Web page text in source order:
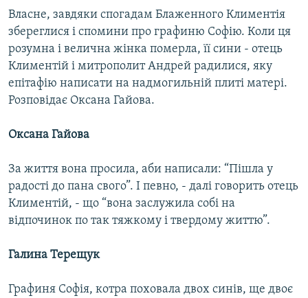
Власне, завдяки спогадам Блаженного Климентія
збереглися і спомини про графиню Софію. Коли ця
розумна і велична жінка померла, її сини - отець
Климентій і митрополит Андрей радилися, яку
епітафію написати на надмогильній плиті матері.
Розповідає Оксана Гайова.
Оксана Гайова
За життя вона просила, аби написали: “Пішла у
радості до пана свого”. І певно, - далі говорить отець
Климентій, - що “вона заслужила собі на
відпочинок по так тяжкому і твердому життю”.
Галина Терещук
Графиня Софія, котра поховала двох синів, ще двоє